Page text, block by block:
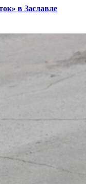
в Заславле